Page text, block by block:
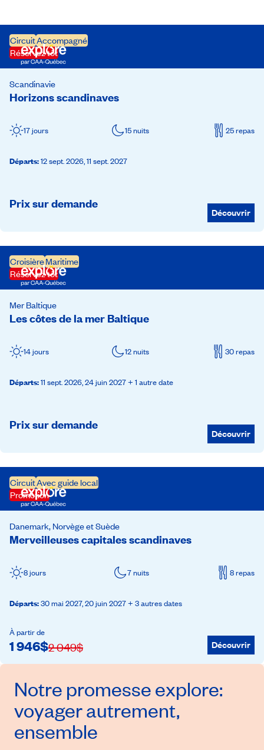
CircuitAccompagné
Réservez tôt
Horizons scandinaves
Scandinavie
17 jours 15 nuits 25 repas
Départs:12 sept. 2026,11 sept. 2027
Prix sur demande
Découvrir
CroisièreMaritime
Réservez tôt
Les côtes de la mer Baltique
Mer Baltique
14 jours 12 nuits 30 repas
Départs:11 sept. 2026,24 juin 2027+ 1 autre date
Prix sur demande
Découvrir
CircuitAvec guide local
Promotion
Merveilleuses capitales scandinaves
Danemark, Norvège et Suède
8 jours 7 nuits 8 repas
Départs:30 mai 2027,20 juin 2027+ 3 autres dates
À partir de
2 049$
1 946$ Découvrir
Notre promesseexplore:
voyager autrement,
ensemble